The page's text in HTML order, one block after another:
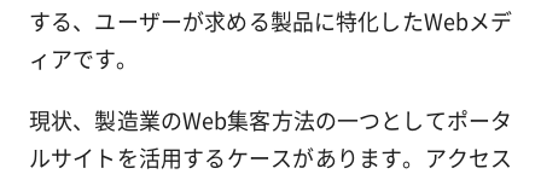
する、ユーザーが求める製品に特化したWebメデ
ィアです。
現状、製造業のWeb集客方法の一つとしてポータ
ルサイトを活用するケースがあります。アクセス